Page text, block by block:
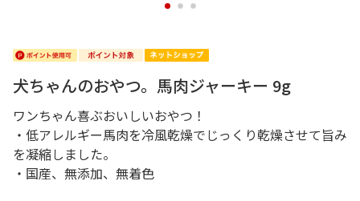
1 2 3
犬ちゃんのおやつ。馬肉ジャーキー 9g
ワンちゃん喜ぶおいしいおやつ！
・低アレルギー馬肉を冷風乾燥でじっくり乾燥させて旨み
を凝縮しました。
・国産、無添加、無着色